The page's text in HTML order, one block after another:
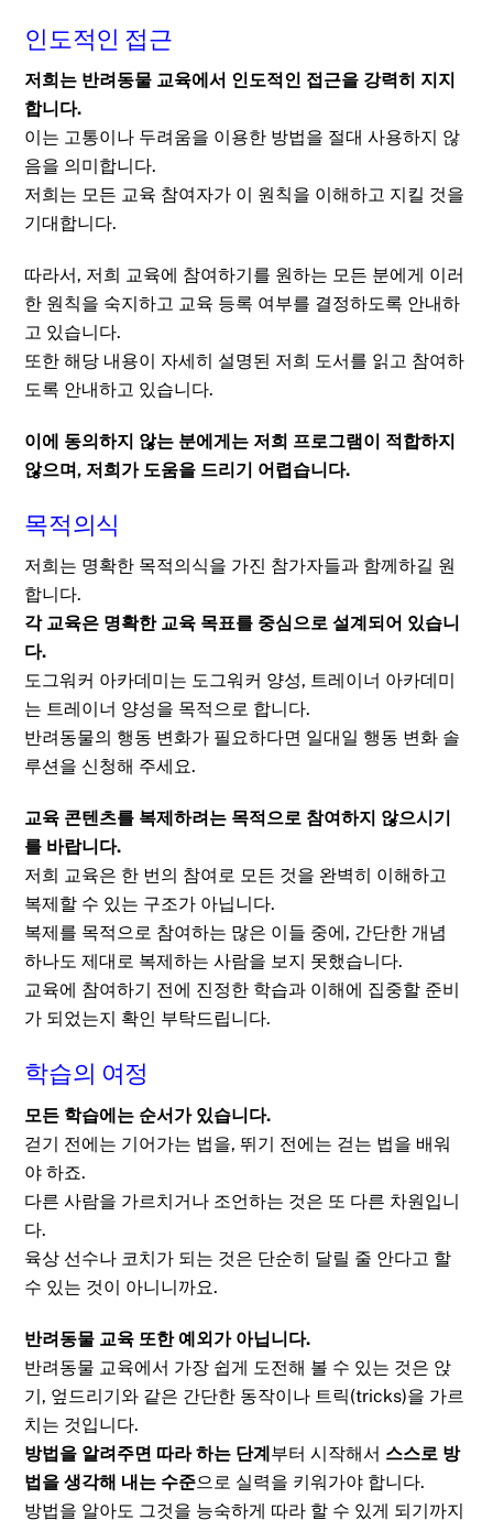
인도적인 접근
저희는 반려동물 교육에서 인도적인 접근을 강력히 지지
합니다.
이는 고통이나 두려움을 이용한 방법을 절대 사용하지 않
음을 의미합니다.
저희는 모든 교육 참여자가 이 원칙을 이해하고 지킬 것을
기대합니다.
따라서, 저희 교육에 참여하기를 원하는 모든 분에게 이러
한 원칙을 숙지하고 교육 등록 여부를 결정하도록 안내하
고 있습니다.
또한 해당 내용이 자세히 설명된 저희 도서를 읽고 참여하
도록 안내하고 있습니다.
이에 동의하지 않는 분에게는 저희 프로그램이 적합하지
않으며, 저희가 도움을 드리기 어렵습니다.
목적의식
저희는 명확한 목적의식을 가진 참가자들과 함께하길 원
합니다.
각 교육은 명확한 교육 목표를 중심으로 설계되어 있습니
다.
도그워커 아카데미는 도그워커 양성, 트레이너 아카데미
는 트레이너 양성을 목적으로 합니다.
반려동물의 행동 변화가 필요하다면 일대일 행동 변화 솔
루션을 신청해 주세요.
교육 콘텐츠를 복제하려는 목적으로 참여하지 않으시기
를 바랍니다.
저희 교육은 한 번의 참여로 모든 것을 완벽히 이해하고
복제할 수 있는 구조가 아닙니다.
복제를 목적으로 참여하는 많은 이들 중에, 간단한 개념
하나도 제대로 복제하는 사람을 보지 못했습니다.
교육에 참여하기 전에 진정한 학습과 이해에 집중할 준비
가 되었는지 확인 부탁드립니다.
학습의 여정
모든 학습에는 순서가 있습니다.
걷기 전에는 기어가는 법을, 뛰기 전에는 걷는 법을 배워
야 하죠.
다른 사람을 가르치거나 조언하는 것은 또 다른 차원입니
다.
육상 선수나 코치가 되는 것은 단순히 달릴 줄 안다고 할
수 있는 것이 아니니까요.
반려동물 교육 또한 예외가 아닙니다.
반려동물 교육에서 가장 쉽게 도전해 볼 수 있는 것은 앉
기, 엎드리기와 같은 간단한 동작이나 트릭(tricks)을 가르
치는 것입니다.
방법을 알려주면 따라 하는 단계부터 시작해서 스스로 방
법을 생각해 내는 수준으로 실력을 키워가야 합니다.
방법을 알아도 그것을 능숙하게 따라 할 수 있게 되기까지